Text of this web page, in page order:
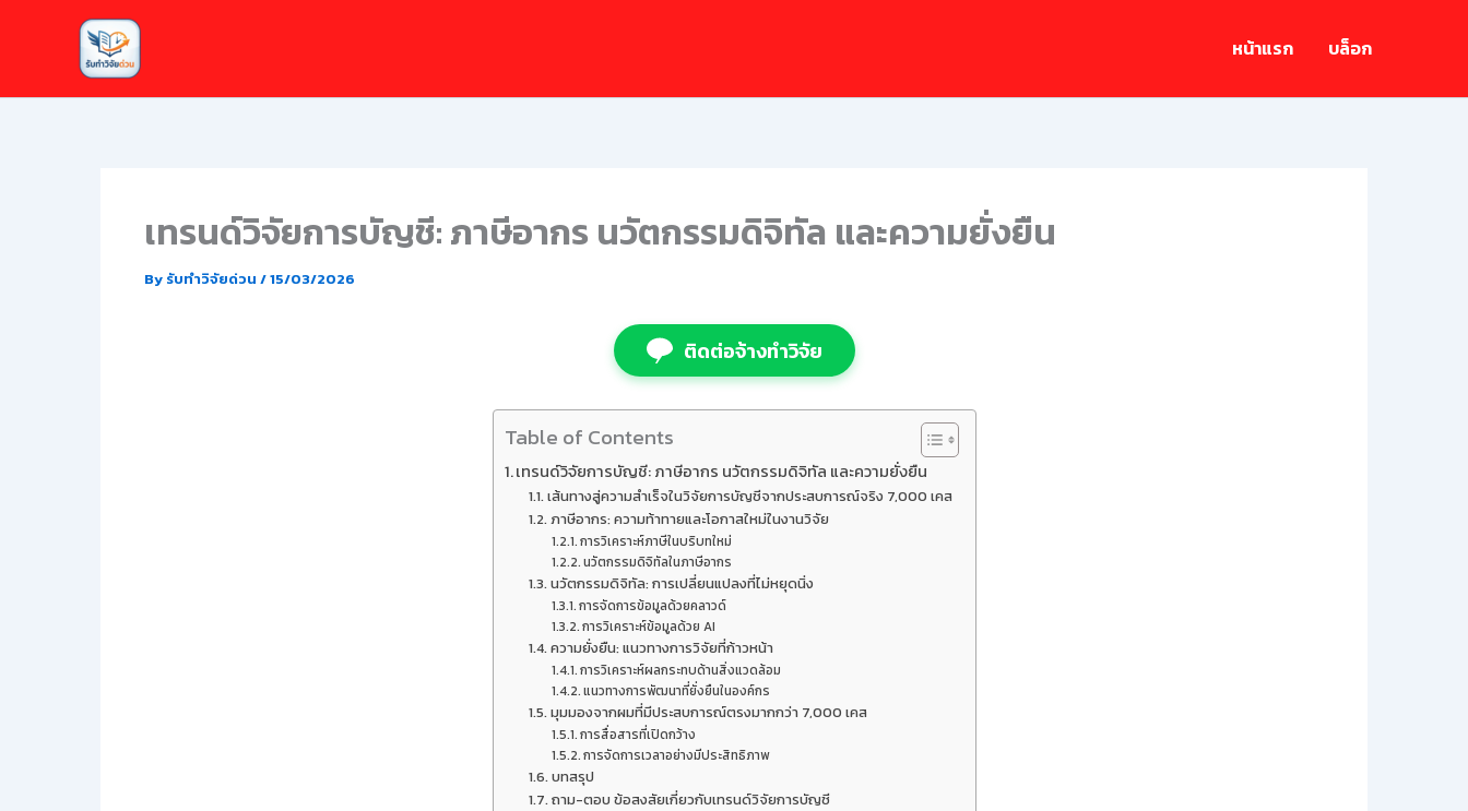
หน้าแรก บล็อก
เทรนด์วิจัยการบัญชี: ภาษีอากร นวัตกรรมดิจิทัล และความยั่งยืน
By รับทำวิจัยด่วน /15/03/2026
ติดต่อจ้างทำวิจัย
Table of Contents
เทรนด์วิจัยการบัญชี: ภาษีอากร นวัตกรรมดิจิทัล และความยั่งยืน
เส้นทางสู่ความสำเร็จในวิจัยการบัญชีจากประสบการณ์จริง 7,000 เคส
ภาษีอากร: ความท้าทายและโอกาสใหม่ในงานวิจัย
การวิเคราะห์ภาษีในบริบทใหม่
นวัตกรรมดิจิทัลในภาษีอากร
นวัตกรรมดิจิทัล: การเปลี่ยนแปลงที่ไม่หยุดนิ่ง
การจัดการข้อมูลด้วยคลาวด์
การวิเคราะห์ข้อมูลด้วย AI
ความยั่งยืน: แนวทางการวิจัยที่ก้าวหน้า
การวิเคราะห์ผลกระทบด้านสิ่งแวดล้อม
แนวทางการพัฒนาที่ยั่งยืนในองค์กร
มุมมองจากผมที่มีประสบการณ์ตรงมากกว่า 7,000 เคส
การสื่อสารที่เปิดกว้าง
การจัดการเวลาอย่างมีประสิทธิภาพ
บทสรุป
ถาม-ตอบ ข้อสงสัยเกี่ยวกับเทรนด์วิจัยการบัญชี